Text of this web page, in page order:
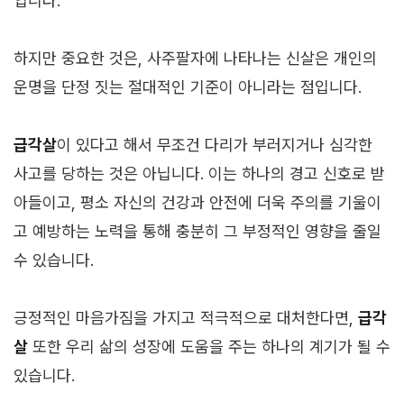
하지만 중요한 것은, 사주팔자에 나타나는 신살은 개인의
운명을 단정 짓는 절대적인 기준이 아니라는 점입니다.
급각살이 있다고 해서 무조건 다리가 부러지거나 심각한
사고를 당하는 것은 아닙니다. 이는 하나의 경고 신호로 받
아들이고, 평소 자신의 건강과 안전에 더욱 주의를 기울이
고 예방하는 노력을 통해 충분히 그 부정적인 영향을 줄일
수 있습니다.
긍정적인 마음가짐을 가지고 적극적으로 대처한다면, 급각
살 또한 우리 삶의 성장에 도움을 주는 하나의 계기가 될 수
있습니다.